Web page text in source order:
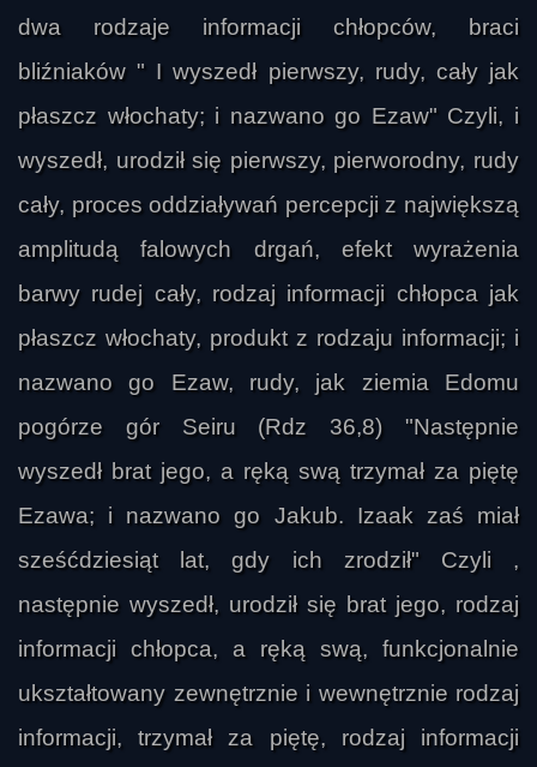
dwa rodzaje informacji chłopców, braci
bliźniaków " I wyszedł pierwszy, rudy, cały jak
płaszcz włochaty; i nazwano go Ezaw" Czyli, i
wyszedł, urodził się pierwszy, pierworodny, rudy
cały, proces oddziaływań percepcji z największą
amplitudą falowych drgań, efekt wyrażenia
barwy rudej cały, rodzaj informacji chłopca jak
płaszcz włochaty, produkt z rodzaju informacji; i
nazwano go Ezaw, rudy, jak ziemia Edomu
pogórze gór Seiru (Rdz 36,8) "Następnie
wyszedł brat jego, a ręką swą trzymał za piętę
Ezawa; i nazwano go Jakub. Izaak zaś miał
sześćdziesiąt lat, gdy ich zrodził" Czyli ,
następnie wyszedł, urodził się brat jego, rodzaj
informacji chłopca, a ręką swą, funkcjonalnie
ukształtowany zewnętrznie i wewnętrznie rodzaj
informacji, trzymał za piętę, rodzaj informacji